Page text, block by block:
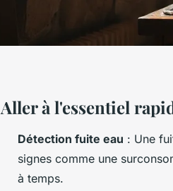
Aller à l'essentiel
Détection fuite eau : Une
signes comme une
à temps.